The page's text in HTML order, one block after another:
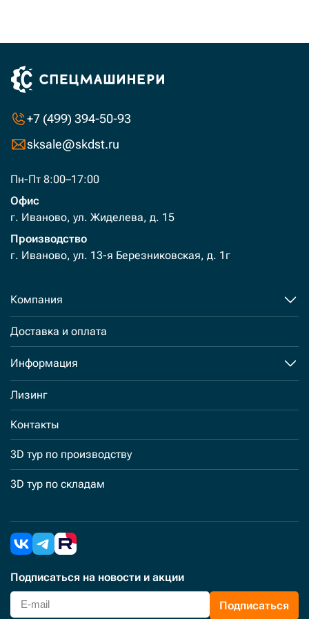
2659
+7 (499) 394-50-93
sksale@skdst.ru
Пн-Пт 8:00–17:00
Офис
г. Иваново, ул. Жиделева, д. 15
Производство
г. Иваново, ул. 13-я Березниковская, д. 1г
Компания
Доставка и оплата
Информация
Лизинг
Контакты
3D тур по производству
3D тур по складам
Подписаться на новости и акции
Подписаться